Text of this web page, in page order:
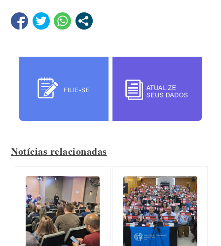
Notícias relacionadas